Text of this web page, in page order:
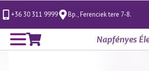
+36 30 311 9999 Bp., Ferenciek tere 7-8.